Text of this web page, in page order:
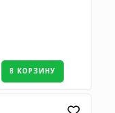
В КОРЗИНУ